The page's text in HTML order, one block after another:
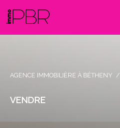
AGENCE IMMOBILIÈRE À BÉTHENY
VENDRE